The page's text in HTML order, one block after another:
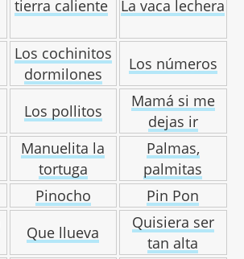
tierra caliente
La vaca lechera
Los cochinitos
dormilones
Los números
Los pollitos
Mamá si me
dejas ir
Manuelita la
tortuga
Palmas,
palmitas
Pinocho
Pin Pon
Que llueva
Quisiera ser
tan alta